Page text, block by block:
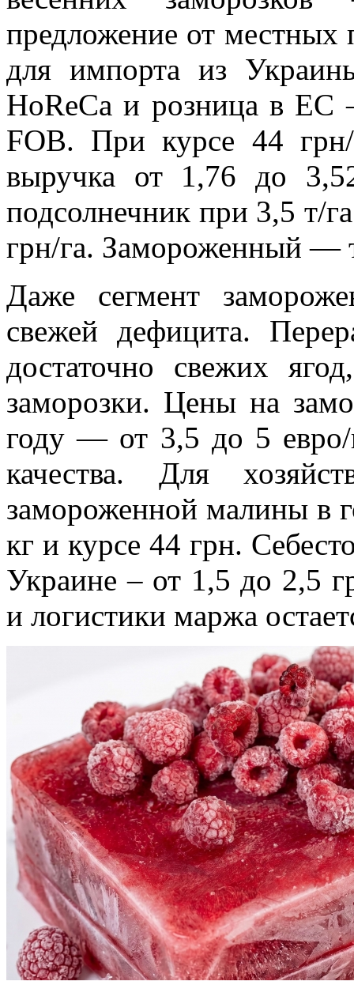
предложение от местных
для импорта из
HoReCa и розница в
FOB. При курсе 44
выручка от 1,76 до
подсолнечник при 3,5 т/
грн/га. Замороженный —
Даже сегмент
свежей дефицита.
достаточно свежих
заморозки. Цены на
году — от 3,5 до 5 евро/
качества. Для
замороженной малины в
кг и курсе 44 грн.
Украине – от 1,5 до 2,5
и логистики маржа